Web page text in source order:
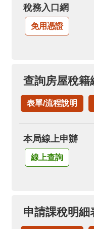
稅務入口網
免用憑證
查詢房屋稅籍
表單/流程說明
本局線上申辦
線上查詢
申請課稅明細